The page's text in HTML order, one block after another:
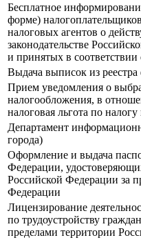
Бесплатное
форме)
налоговых агентов о
законодательстве
и принятых в
Выдача выписок из
Прием уведомления о
налогообложения, в
налоговая льгота по
Департамент
города)
Оформление и выдача
Федерации,
Российской Федерации за
Федерации
Лицензирование
по трудоустройству
пределами территории